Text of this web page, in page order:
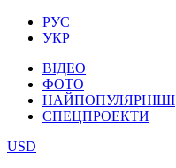
РУС
УКР
ВІДЕО
ФОТО
НАЙПОПУЛЯРНІШІ
СПЕЦПРОЕКТИ
USD